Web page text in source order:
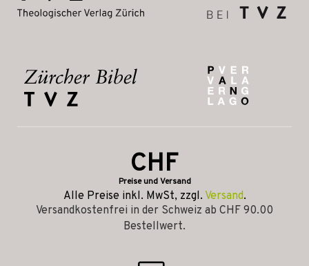
CHF
Preise und Versand
Alle Preise inkl. MwSt, zzgl. Versand.
Versandkostenfrei in der Schweiz ab CHF 90.00
Bestellwert.